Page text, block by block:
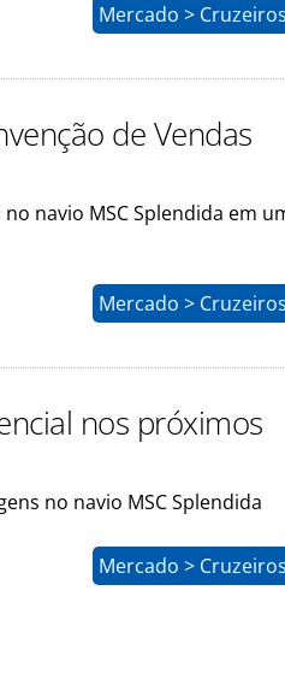
Mercado > Cruzeiros
de Vendas
navio MSC Splendida em
Mercado > Cruzeiros
nos próximos
no navio MSC Splendida
Mercado > Cruzeiros